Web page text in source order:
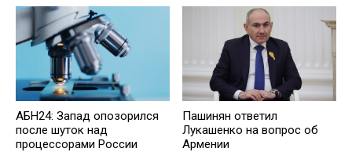
АБН24: Запад опозорился
после шуток над
процессорами России
Пашинян ответил
Лукашенко на вопрос об
Армении